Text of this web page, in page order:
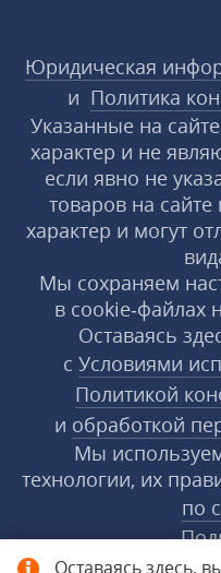
Оставаясь здесь,
Юридическая
и Политика
Указанные на
характер и не
если явно не
товаров на
характер и могут
Мы сохраняем
в
Оставаясь
с Условиями
Политикой
и обработкой
Мы
технологии, их
по